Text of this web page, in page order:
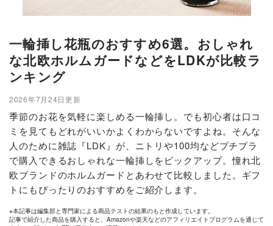
一輪挿し花瓶のおすすめ6選。おしゃれ
な北欧ホルムガードなどをLDKが比較ラ
ンキング
2026年7月24日更新
季節のお花を気軽に楽しめる一輪挿し。でも初心者は口コ
ミを見てもどれがいいかよくわからないですよね。そんな
人のために雑誌『LDK』が、ニトリや100均などプチプラ
で購入できるおしゃれな一輪挿しをピックアップ。憧れ北
欧ブランドのホルムガードとあわせて比較しました。ギフ
トにもぴったりのおすすめをご紹介します。
※本記事は編集部と専門家による商品テストの結果のもと作成しています。
記事で紹介した商品を購入すると、Amazonや楽天などのアフィリエイトプログラムを通じて